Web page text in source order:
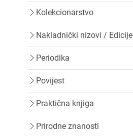
Kolekcionarstvo
Nakladnički nizovi / Edicije
Periodika
Povijest
Praktična knjiga
Prirodne znanosti